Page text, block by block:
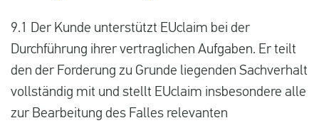
9.1 Der Kunde unterstützt EUclaim bei der
Durchführung ihrer vertraglichen Aufgaben. Er teilt
den der Forderung zu Grunde liegenden Sachverhalt
vollständig mit und stellt EUclaim insbesondere alle
zur Bearbeitung des Falles relevanten